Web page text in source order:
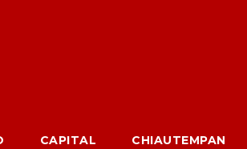
CAPITAL CHIAUTEMPAN